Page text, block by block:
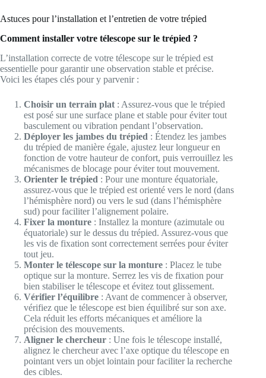
Astuces pour l’installation et l’entretien de votre trépied
Comment installer votre télescope sur le trépied ?
L’installation correcte de votre télescope sur le trépied est
essentielle pour garantir une observation stable et précise.
Voici les étapes clés pour y parvenir :
Choisir un terrain plat : Assurez-vous que le trépied
est posé sur une surface plane et stable pour éviter tout
basculement ou vibration pendant l’observation.
Déployer les jambes du trépied : Étendez les jambes
du trépied de manière égale, ajustez leur longueur en
fonction de votre hauteur de confort, puis verrouillez les
mécanismes de blocage pour éviter tout mouvement.
Orienter le trépied : Pour une monture équatoriale,
assurez-vous que le trépied est orienté vers le nord (dans
l’hémisphère nord) ou vers le sud (dans l’hémisphère
sud) pour faciliter l’alignement polaire.
Fixer la monture : Installez la monture (azimutale ou
équatoriale) sur le dessus du trépied. Assurez-vous que
les vis de fixation sont correctement serrées pour éviter
tout jeu.
Monter le télescope sur la monture : Placez le tube
optique sur la monture. Serrez les vis de fixation pour
bien stabiliser le télescope et évitez tout glissement.
Vérifier l’équilibre : Avant de commencer à observer,
vérifiez que le télescope est bien équilibré sur son axe.
Cela réduit les efforts mécaniques et améliore la
précision des mouvements.
Aligner le chercheur : Une fois le télescope installé,
alignez le chercheur avec l’axe optique du télescope en
pointant vers un objet lointain pour faciliter la recherche
des cibles.